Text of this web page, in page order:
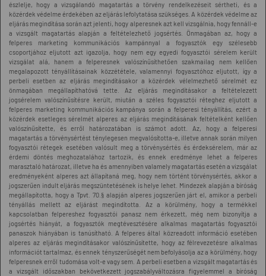
észlelje, hogy a vizsgálandó magatartás a törvény rendelkezéseit sértheti, és a
közérdek védelme érdekében az eljárás lefolytatása szükséges. A közérdek védelme az
eljárás megindítása során azt jelenti, hogy alperesnek azt kell vizsgálnia, hogy fennáll-e
a vizsgált magatartás alapján a feltételezhető jogsértés. Önmagában az, hogy a
felperes marketing kommunikációs kampánnyal a fogyasztók egy szélesebb
csoportjához eljutott azt igazolja, hogy nem egy egyedi fogyasztói sérelem került
vizsgálat alá, hanem a felperesnek valószínűsíthetően szakmailag nem kellően
megalapozott tényállításainak közzététele, valamennyi fogyasztóhoz eljutott, így a
perbeli esetben az eljárás megindításakor a közérdek vélelmezhető sérelmét ez
önmagában megállapíthatóvá tette. Az eljárás megindításakor a feltételezett
jogsérelem valószínűsítésre került, miután a széles fogyasztói réteghez eljutott a
felperes marketing kommunikációs kampánya során a felperesi tényállítás, ezért a
közérdek esetleges sérelmét alperes az eljárás megindításának feltételként kellően
valószínűsítette, és erről határozatában is számot adott. Az, hogy a felperesi
magatartás a törvénysértést ténylegesen megvalósította-e, illetve annak során milyen
fogyasztói rétegek esetében valósult meg a törvénysértés és érdeksérelem, már az
érdemi döntés meghozatalához tartozik, és ennek eredménye lehet a felperes
marasztaló határozat, illetve ha és amennyiben valamely magatartás esetén a vizsgálat
eredményeként alperes azt állapítaná meg, hogy nem történt törvénysértés, akkor a
jogszerűen indult eljárás megszüntetésének is helye lehet. Mindezek alapján a bíróság
megállapította, hogy a Tpvt. 70.§ alapján alperes jogszerűen járt el, amikor a perbeli
tényállás mellett az eljárást megindította. Az a körülmény, hogy a termékkel
kapcsolatban felpereshez fogyasztói panasz nem érkezett, még nem bizonyítja a
jogsértés hiányát, a fogyasztók megtévesztésére alkalmas magatartás fogyasztói
panaszok hiányában is tanúsítható. A felperes által közreadott információ esetében
alperes az eljárás megindításakor valószínűsítette, hogy az félrevezetésre alkalmas
információt tartalmaz, és ennek tényszerűségét nem befolyásolja az a körülmény, hogy
felperesnek erről tudomása volt-e vagy sem. A perbeli esetben a vizsgált magatartás és
a vizsgált időszakban bekövetkezett jogszabályváltozásra figyelemmel a bíróság